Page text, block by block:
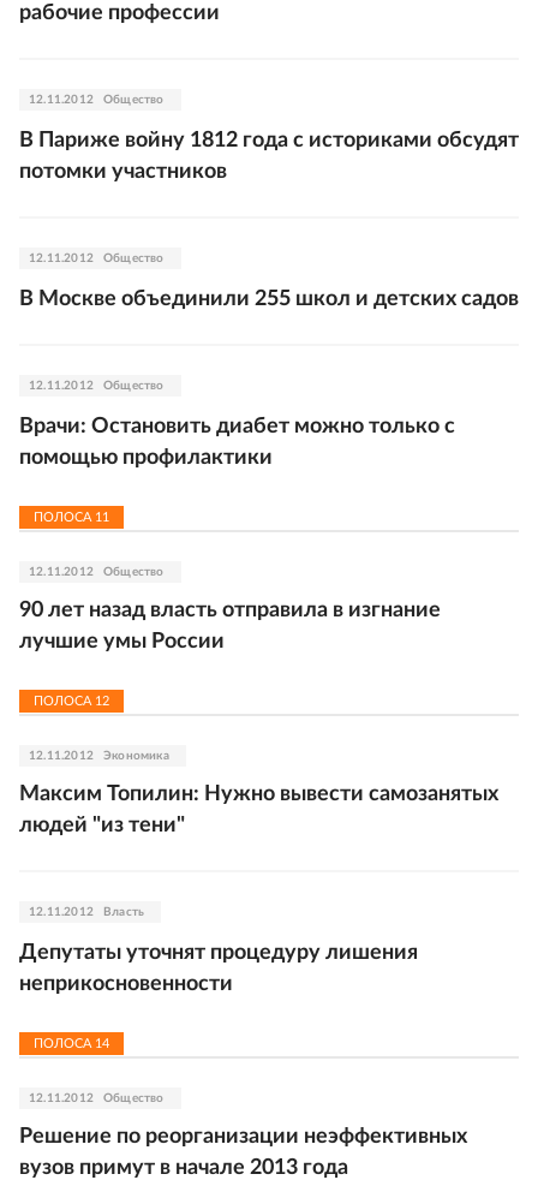
рабочие профессии
12.11.2012 Общество
В Париже войну 1812 года с историками обсудят
потомки участников
12.11.2012 Общество
В Москве объединили 255 школ и детских садов
12.11.2012 Общество
Врачи: Остановить диабет можно только с
помощью профилактики
ПОЛОСА 11
12.11.2012 Общество
90 лет назад власть отправила в изгнание
лучшие умы России
ПОЛОСА 12
12.11.2012 Экономика
Максим Топилин: Нужно вывести самозанятых
людей "из тени"
12.11.2012 Власть
Депутаты уточнят процедуру лишения
неприкосновенности
ПОЛОСА 14
12.11.2012 Общество
Решение по реорганизации неэффективных
вузов примут в начале 2013 года